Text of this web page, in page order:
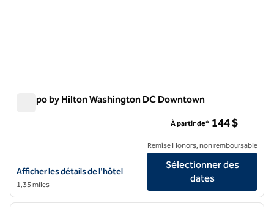
Tempo by Hilton Washington DC Downtown
Afficher les détails de l'hôtel Tempo by Hilton Washington DC
Afficher les détails de l'hôtel
1,35 miles
À partir de* 144 $
Remise Honors, non remboursable
Sélectionner des
dates
1/12
1 sur 12